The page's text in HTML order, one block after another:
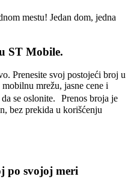
mestu! Jedan dom, jedna
ST Mobile.
Prenesite svoj postojeći broj u
mrežu, jasne cene i
se oslonite. Prenos broja je
bez prekida u korišćenju
po svojoj meri